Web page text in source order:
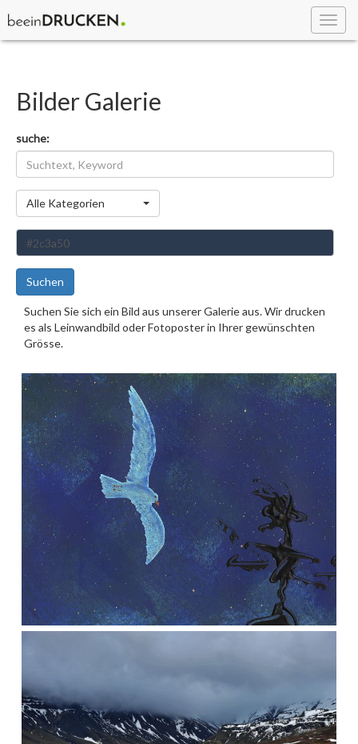
Bilder Galerie
suche:
Kategorie
Alle Kategorien
Suchen
Suchen Sie sich ein Bild aus unserer Galerie aus. Wir drucken
es als Leinwandbild oder Fotoposter in Ihrer gewünschten
Grösse.